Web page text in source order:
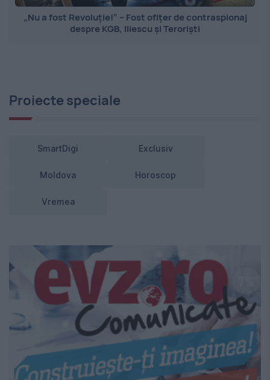
„Nu a fost Revoluție!” – Fost ofițer de contraspionaj
despre KGB, Iliescu și Teroriști
Proiecte speciale
SmartDigi Exclusiv
Moldova Horoscop
Vremea